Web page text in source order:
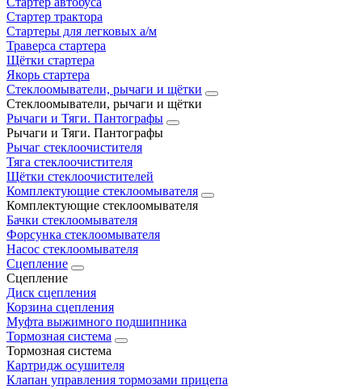
Стартер трактора
Стартеры для легковых а/м
Траверса стартера
Щётки стартера
Якорь стартера
Стеклоомыватели, рычаги и щётки
Стеклоомыватели, рычаги и щётки
Рычаги и Тяги. Пантографы
Рычаги и Тяги. Пантографы
Рычаг стеклоочистителя
Тяга стеклоочистителя
Щётки стеклоочистителей
Комплектующие стеклоомывателя
Комплектующие стеклоомывателя
Бачки стеклоомывателя
Форсунка стеклоомывателя
Насос стеклоомывателя
Сцепление
Сцепление
Диск сцепления
Корзина сцепления
Муфта выжимного подшипника
Тормозная система
Тормозная система
Картридж осушителя
Клапан управления тормозами прицепа